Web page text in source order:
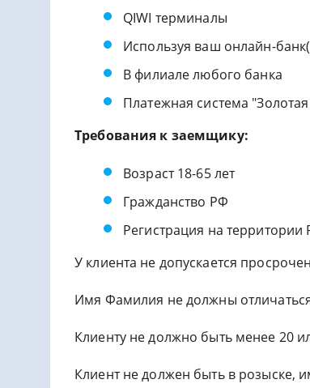
QIWI терминалы
Используя ваш онлайн-
В филиале любого банка
Платежная система
Требования к заемщику:
Возраст 18-65 лет
Гражданство РФ
Регистрация на территории
У клиента не допускается
Имя Фамилия не должны
Клиенту не должно быть менее 20
Клиент не должен быть в розыске,